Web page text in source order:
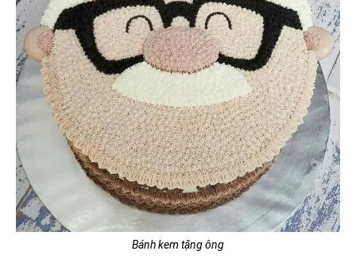
Bánh kem tặng ông